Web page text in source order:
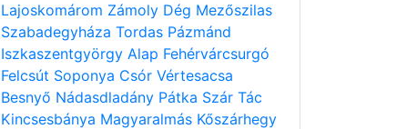
Lajoskomárom Zámoly Dég Mezőszilas
Szabadegyháza Tordas Pázmánd
Iszkaszentgyörgy Alap Fehérvárcsurgó
Felcsút Soponya Csór Vértesacsa
Besnyő Nádasdladány Pátka Szár Tác
Kincsesbánya Magyaralmás Kőszárhegy